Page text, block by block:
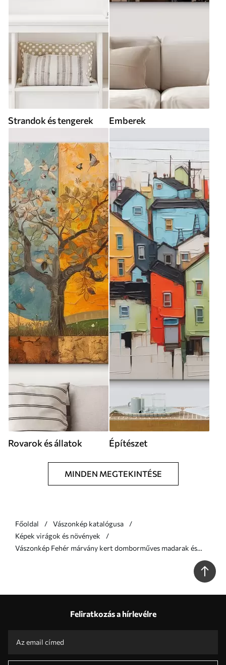
Strandok és tengerek Emberek
Rovarok és állatok Építészet
MINDEN MEGTEKINTÉSE
Főoldal
Vászonkép katalógusa
Képek virágok és növények
Vászonkép Fehér márvány kert domborműves madarak és
Feliratkozás a hírlevélre